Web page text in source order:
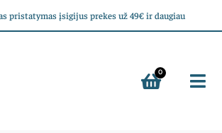
pristatymas įsigijus prekes už 49€ ir daugiau
0